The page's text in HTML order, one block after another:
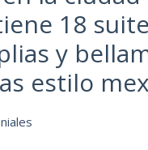
18
y
estilo